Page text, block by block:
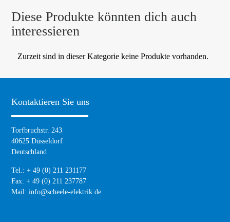
Diese Produkte könnten dich auch
interessieren
Zurzeit sind in dieser Kategorie keine Produkte vorhanden.
Kontaktieren Sie uns
Torfbruchstr. 243
40625 Düsseldorf
Deutschland
Tel.: + 49 (0) 211 231177
Fax: + 49 (0) 211 237787
Mail:info@scheele-elektrik.de